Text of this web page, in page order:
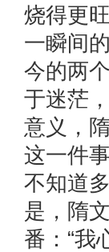
烧得更
一瞬间
今的两
于迷茫
意义，
这一件
不知道
是，隋
番：“我